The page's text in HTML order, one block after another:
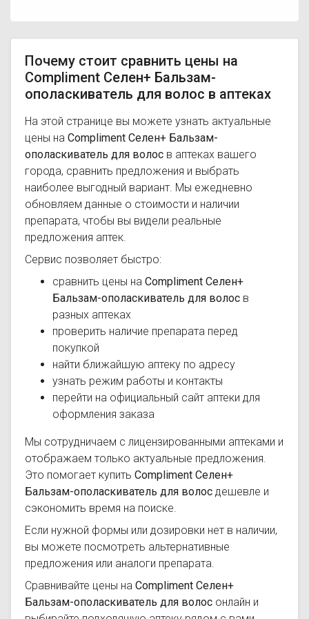
Почему стоит сравнить цены на
Compliment Селен+ Бальзам-
ополаскиватель для волос в аптеках
На этой странице вы можете узнать актуальные
цены на Compliment Селен+ Бальзам-
ополаскиватель для волос в аптеках вашего
города, сравнить предложения и выбрать
наиболее выгодный вариант. Мы ежедневно
обновляем данные о стоимости и наличии
препарата, чтобы вы видели реальные
предложения аптек.
Сервис позволяет быстро:
сравнить цены на Compliment Селен+
Бальзам-ополаскиватель для волос в
разных аптеках
проверить наличие препарата перед
покупкой
найти ближайшую аптеку по адресу
узнать режим работы и контакты
перейти на официальный сайт аптеки для
оформления заказа
Мы сотрудничаем с лицензированными аптеками и
отображаем только актуальные предложения.
Это помогает купить Compliment Селен+
Бальзам-ополаскиватель для волос дешевле и
сэкономить время на поиске.
Если нужной формы или дозировки нет в наличии,
вы можете посмотреть альтернативные
предложения или аналоги препарата.
Сравнивайте цены на Compliment Селен+
Бальзам-ополаскиватель для волос онлайн и